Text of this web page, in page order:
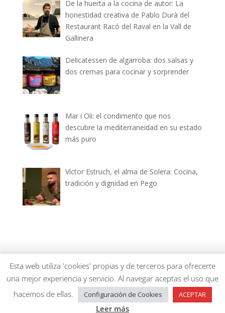
De la huerta a la cocina de autor: La
honestidad creativa de Pablo Durà del
Restaurant Racó del Raval en la Vall de
Gallinera
Delicatessen de algarroba: dos salsas y
dos cremas para cocinar y sorprender
Mar i Oli: el condimento que nos
descubre la mediterraneidad en su estado
más puro
Víctor Estruch, el alma de Solera: Cocina,
tradición y dignidad en Pego
dianiagastronomica.com © 2026
Esta web utiliza 'cookies' propias y de terceros para ofrecerte
una mejor experiencia y servicio. Al navegar aceptas el uso que
hacemos de ellas.
Configuración de Cookies ACEPTAR
Leer más